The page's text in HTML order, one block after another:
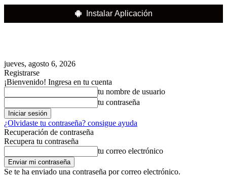
Instalar Aplicación
jueves, agosto 6, 2026
Registrarse
¡Bienvenido! Ingresa en tu cuenta
tu nombre de usuario
tu contraseña
¿Olvidaste tu contraseña? consigue ayuda
Recuperación de contraseña
Recupera tu contraseña
tu correo electrónico
Se te ha enviado una contraseña por correo electrónico.